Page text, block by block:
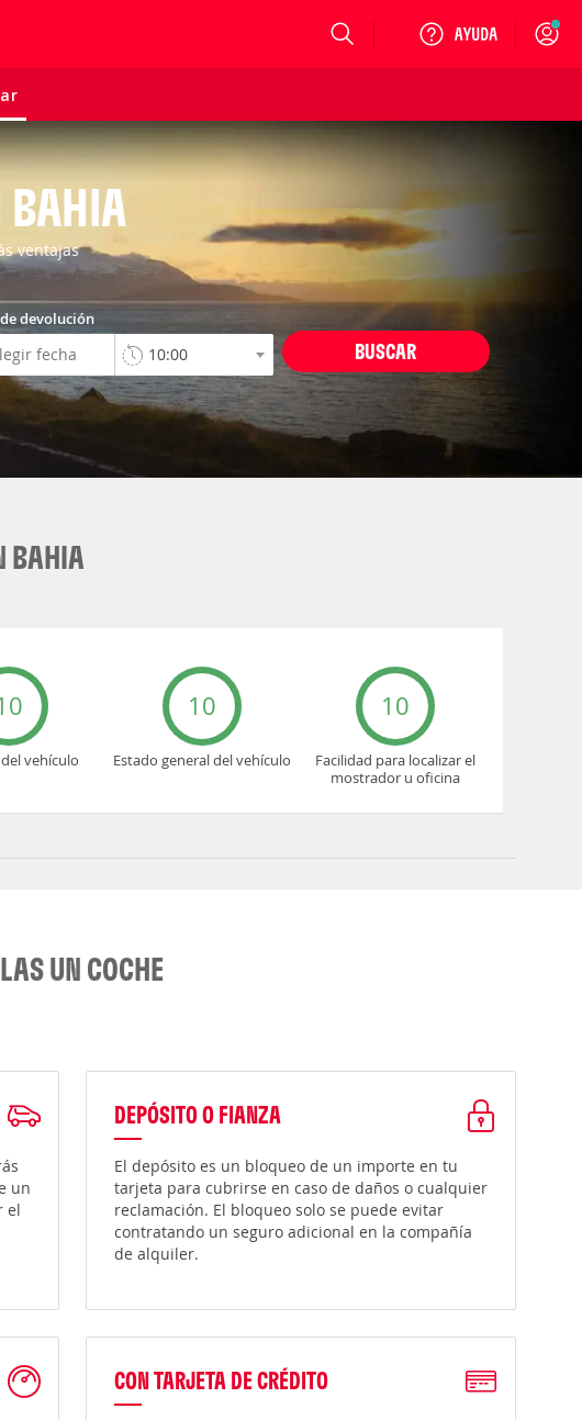
Login
BAHIA
ventajas
devolución
BUSCAR
BAHIA
vehículo
10
Estado general del vehículo
10
Facilidad para localizar el
mostrador u oficina
UN COCHE
un
el
DEPÓSITO O FIANZA
El depósito es un bloqueo de un importe en tu
tarjeta para cubrirse en caso de daños o cualquier
reclamación. El bloqueo solo se puede evitar
contratando un seguro adicional en la compañía
de alquiler.
CON TARJETA DE CRÉDITO